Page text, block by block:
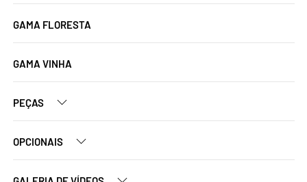
GAMA FLORESTA
GAMA VINHA
PEÇAS
OPCIONAIS